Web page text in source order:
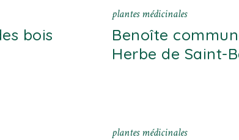
bois
plantes médicinales
Benoîte
Herbe de Saint-
plantes médicinales